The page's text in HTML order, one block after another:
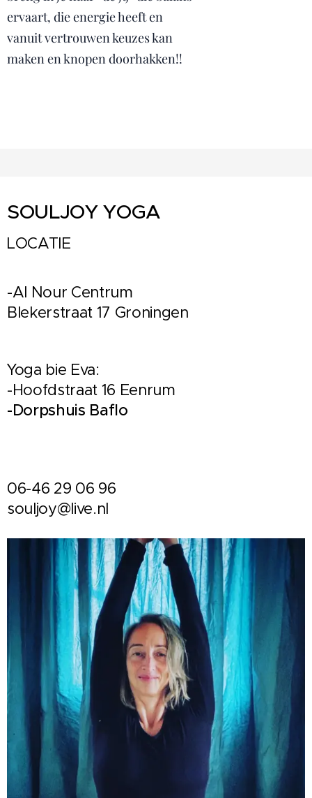
ervaart, die energie heeft en
vanuit vertrouwen keuzes kan
maken en knopen doorhakken!!
SOULJOY YOGA
LOCATIE
-Al Nour Centrum
Blekerstraat 17 Groningen
Yoga bie Eva:
-Hoofdstraat 16 Eenrum
-Dorpshuis Baflo
06-46 29 06 96
souljoy@live.nl